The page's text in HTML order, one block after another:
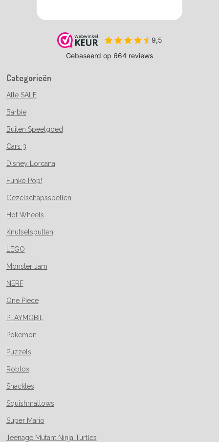
Categorieën
Alle SALE
Barbie
Buiten Speelgoed
Cars 3
Disney Lorcana
Funko Pop!
Gezelschapsspellen
Hot Wheels
Knutselspullen
LEGO
Monster Jam
NERF
One Piece
PLAYMOBIL
Pokemon
Puzzels
Roblox
Snackles
Squishmallows
Super Mario
Teenage Mutant Ninja Turtles